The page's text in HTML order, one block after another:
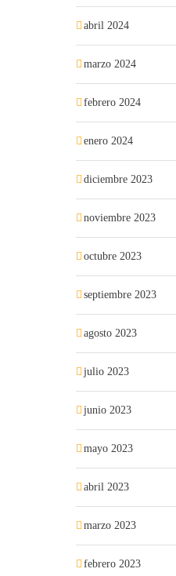
abril 2024
marzo 2024
febrero 2024
enero 2024
diciembre 2023
noviembre 2023
octubre 2023
septiembre 2023
agosto 2023
julio 2023
junio 2023
mayo 2023
abril 2023
marzo 2023
febrero 2023